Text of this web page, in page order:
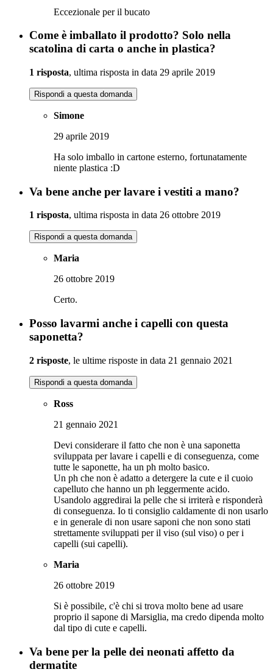
Eccezionale per il bucato
Come è imballato il prodotto? Solo nella
scatolina di carta o anche in plastica?
1 risposta, ultima risposta in data 29 aprile 2019
Rispondi a questa domanda
Simone
29 aprile 2019
Ha solo imballo in cartone esterno, fortunatamente
niente plastica :D
Va bene anche per lavare i vestiti a mano?
1 risposta, ultima risposta in data 26 ottobre 2019
Rispondi a questa domanda
Maria
26 ottobre 2019
Certo.
Posso lavarmi anche i capelli con questa
saponetta?
2 risposte, le ultime risposte in data 21 gennaio 2021
Rispondi a questa domanda
Ross
21 gennaio 2021
Devi considerare il fatto che non è una saponetta
sviluppata per lavare i capelli e di conseguenza, come
tutte le saponette, ha un ph molto basico.
Un ph che non è adatto a detergere la cute e il cuoio
capelluto che hanno un ph leggermente acido.
Usandolo aggredirai la pelle che si irriterà e risponderà
di conseguenza. Io ti consiglio caldamente di non usarlo
e in generale di non usare saponi che non sono stati
strettamente sviluppati per il viso (sul viso) o per i
capelli (sui capelli).
Maria
26 ottobre 2019
Si è possibile, c'è chi si trova molto bene ad usare
proprio il sapone di Marsiglia, ma credo dipenda molto
dal tipo di cute e capelli.
Va bene per la pelle dei neonati affetto da
dermatite